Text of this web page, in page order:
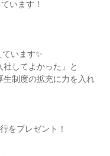
います！
います✨
してよかった」と
制度の拡充に力を入れ
をプレゼント！